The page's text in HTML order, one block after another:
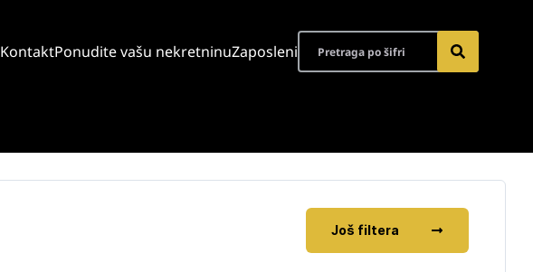
KontaktPonudite vašu nekretninuZaposleni
Još filtera